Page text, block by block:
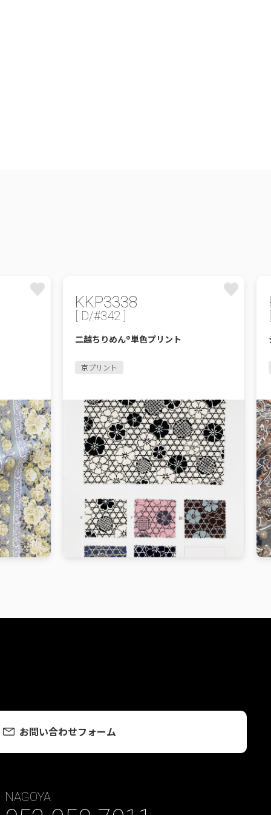
KKP3338
[ D/#342 ]
二越ちりめん®単色プリント
京プリント
お問い合わせフォーム
NAGOYA